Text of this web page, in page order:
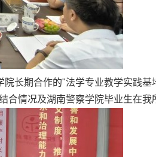
长期合作的"法学专业教学实践基
情况及湖南警察学院毕业生在我